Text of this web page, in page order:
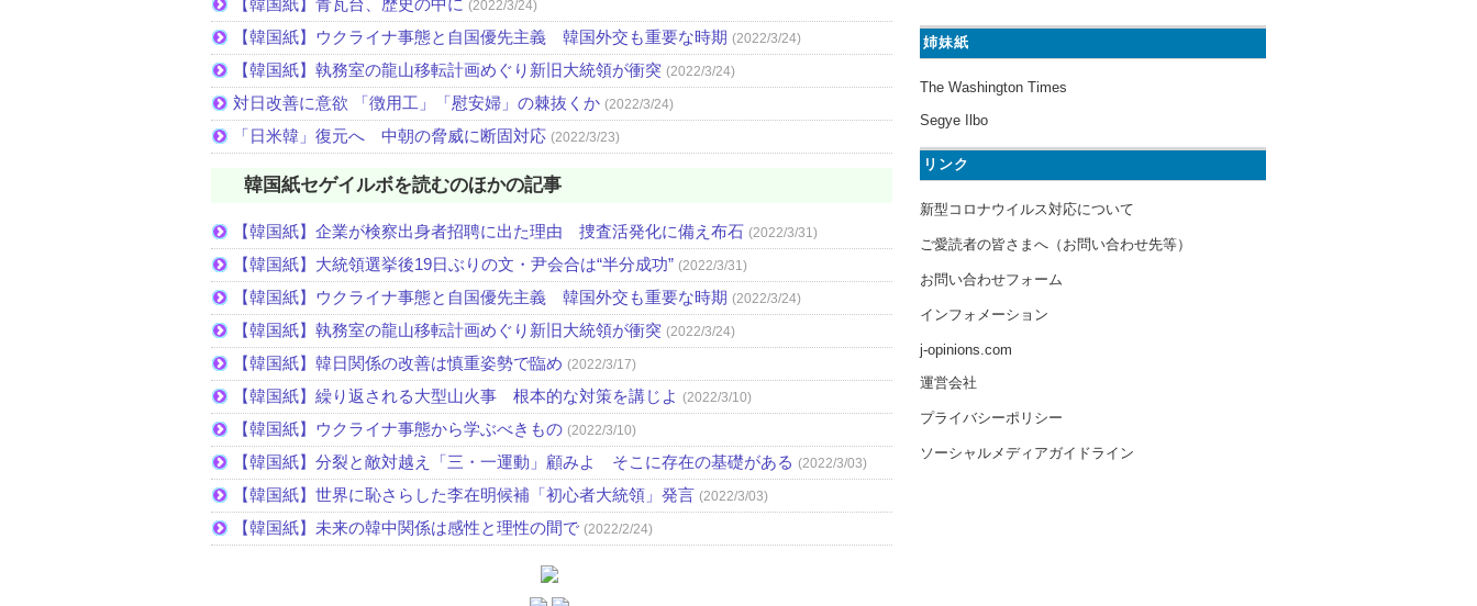
(2022/3/24)
【韓国紙】ウクライナ事態と自国優先主義 韓国外交も重要な時期 (2022/3/24)
【韓国紙】執務室の龍山移転計画めぐり新旧大統領が衝突 (2022/3/24)
対日改善に意欲 「徴用工」「慰安婦」の棘抜くか (2022/3/24)
「日米韓」復元へ 中朝の脅威に断固対応 (2022/3/23)
韓国紙セゲイルボを読むのほかの記事
【韓国紙】企業が検察出身者招聘に出た理由 捜査活発化に備え布石 (2022/3/31)
【韓国紙】大統領選挙後19日ぶりの文・尹会合は“半分成功” (2022/3/31)
【韓国紙】ウクライナ事態と自国優先主義 韓国外交も重要な時期 (2022/3/24)
【韓国紙】執務室の龍山移転計画めぐり新旧大統領が衝突 (2022/3/24)
【韓国紙】韓日関係の改善は慎重姿勢で臨め (2022/3/17)
【韓国紙】繰り返される大型山火事 根本的な対策を講じよ (2022/3/10)
【韓国紙】ウクライナ事態から学ぶべきもの (2022/3/10)
【韓国紙】分裂と敵対越え「三・一運動」顧みよ そこに存在の基礎がある (2022/3/03)
【韓国紙】世界に恥さらした李在明候補「初心者大統領」発言 (2022/3/03)
【韓国紙】未来の韓中関係は感性と理性の間で (2022/2/24)
姉妹紙
The Washington Times
Segye Ilbo
リンク
新型コロナウイルス対応について
ご愛読者の皆さまへ（お問い合わせ先等）
お問い合わせフォーム
インフォメーション
j-opinions.com
運営会社
プライバシーポリシー
ソーシャルメディアガイドライン